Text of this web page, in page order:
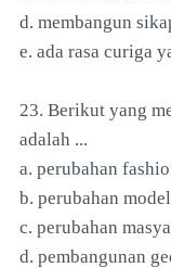
d. membangun
e. ada rasa curiga
23. Berikut yang
adalah ...
a. perubahan
b. perubahan
c. perubahan
d. pembangunan